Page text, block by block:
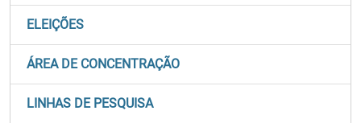
ELEIÇÕES
ÁREA DE CONCENTRAÇÃO
LINHAS DE PESQUISA